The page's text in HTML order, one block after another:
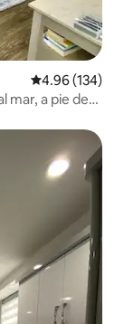
Calificación
4.96 (134)
mar, a pie de